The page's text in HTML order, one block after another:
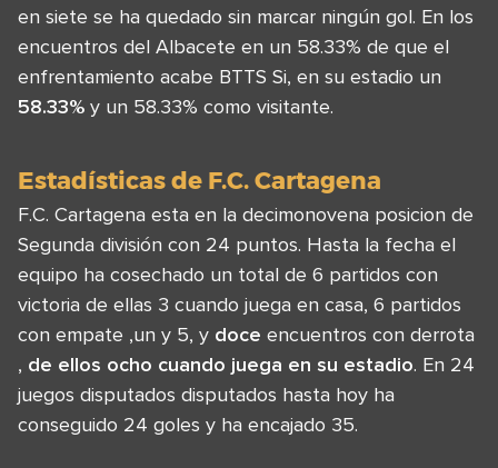
en siete se ha quedado sin marcar ningún gol. En los
encuentros del Albacete en un 58.33% de que el
enfrentamiento acabe BTTS Si, en su estadio un
58.33% y un 58.33% como visitante.
Estadísticas de F.C. Cartagena
F.C. Cartagena esta en la decimonovena posicion de
Segunda división con 24 puntos. Hasta la fecha el
equipo ha cosechado un total de 6 partidos con
victoria de ellas 3 cuando juega en casa, 6 partidos
con empate ,un y 5, y doce encuentros con derrota
, de ellos ocho cuando juega en su estadio. En 24
juegos disputados disputados hasta hoy ha
conseguido 24 goles y ha encajado 35.